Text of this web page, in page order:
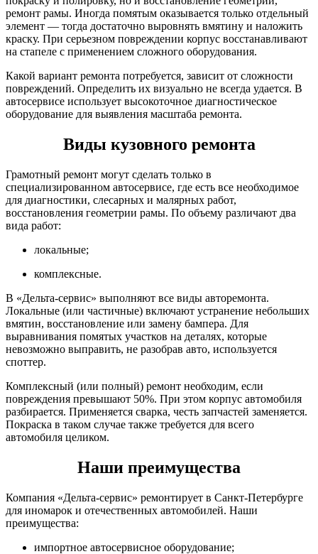
ремонт рамы. Иногда помятым оказывается только отдельный
элемент — тогда достаточно выровнять вмятину и наложить
краску. При серьезном повреждении корпус восстанавливают
на стапеле с применением сложного оборудования.
Какой вариант ремонта потребуется, зависит от сложности
повреждений. Определить их визуально не всегда удается. В
автосервисе использует высокоточное диагностическое
оборудование для выявления масштаба ремонта.
Виды кузовного ремонта
Грамотный ремонт могут сделать только в
специализированном автосервисе, где есть все необходимое
для диагностики, слесарных и малярных работ,
восстановления геометрии рамы. По объему различают два
вида работ:
локальные;
комплексные.
В «Дельта-сервис» выполняют все виды авторемонта.
Локальные (или частичные) включают устранение небольших
вмятин, восстановление или замену бампера. Для
выравнивания помятых участков на деталях, которые
невозможно выправить, не разобрав авто, используется
споттер.
Комплексный (или полный) ремонт необходим, если
повреждения превышают 50%. При этом корпус автомобиля
разбирается. Применяется сварка, честь запчастей заменяется.
Покраска в таком случае также требуется для всего
автомобиля целиком.
Наши преимущества
Компания «Дельта-сервис» ремонтирует в Санкт-Петербурге
для иномарок и отечественных автомобилей. Наши
преимущества:
импортное автосервисное оборудование;